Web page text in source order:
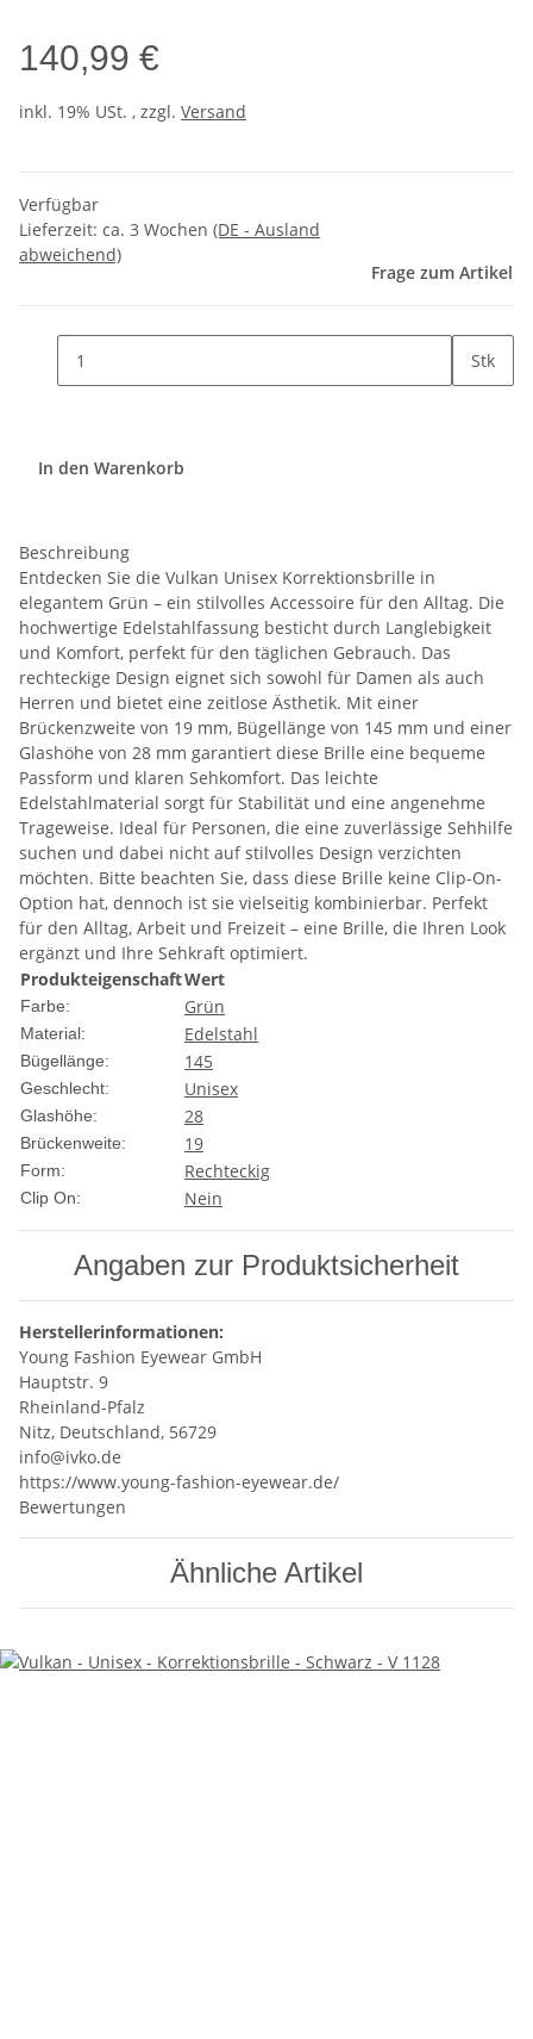
140,99 €
inkl. 19% USt. , zzgl. Versand
Verfügbar
Lieferzeit: ca. 3 Wochen (DE - Ausland
abweichend)
Frage zum Artikel
Stk
In den Warenkorb
Beschreibung
Entdecken Sie die Vulkan Unisex Korrektionsbrille in
elegantem Grün – ein stilvolles Accessoire für den Alltag. Die
hochwertige Edelstahlfassung besticht durch Langlebigkeit
und Komfort, perfekt für den täglichen Gebrauch. Das
rechteckige Design eignet sich sowohl für Damen als auch
Herren und bietet eine zeitlose Ästhetik. Mit einer
Brückenzweite von 19 mm, Bügellänge von 145 mm und einer
Glashöhe von 28 mm garantiert diese Brille eine bequeme
Passform und klaren Sehkomfort. Das leichte
Edelstahlmaterial sorgt für Stabilität und eine angenehme
Trageweise. Ideal für Personen, die eine zuverlässige Sehhilfe
suchen und dabei nicht auf stilvolles Design verzichten
möchten. Bitte beachten Sie, dass diese Brille keine Clip-On-
Option hat, dennoch ist sie vielseitig kombinierbar. Perfekt
für den Alltag, Arbeit und Freizeit – eine Brille, die Ihren Look
ergänzt und Ihre Sehkraft optimiert.
ProdukteigenschaftWert
Farbe: Grün
Material: Edelstahl
Bügellänge: 145
Geschlecht: Unisex
Glashöhe: 28
Brückenweite: 19
Form: Rechteckig
Clip On: Nein
Angaben zur Produktsicherheit
Herstellerinformationen:
Young Fashion Eyewear GmbH
Hauptstr. 9
Rheinland-Pfalz
Nitz, Deutschland, 56729
info@ivko.de
https://www.young-fashion-eyewear.de/
Bewertungen
Ähnliche Artikel